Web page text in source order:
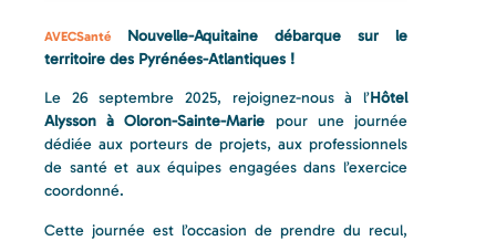
AVECSanté
Nouvelle-Aquitaine débarque sur le
territoire des Pyrénées-Atlantiques !
Le 26 septembre 2025, rejoignez-nous à l’Hôtel
Alysson à Oloron-Sainte-Marie pour une journée
dédiée aux porteurs de projets, aux professionnels
de santé et aux équipes engagées dans l’exercice
coordonné.
Cette journée est l’occasion de prendre du recul,